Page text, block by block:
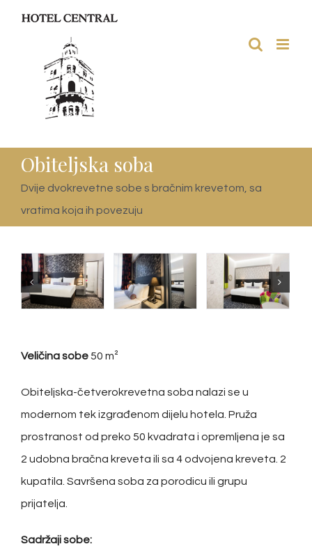
Obiteljska soba
Dvije dvokrevetne sobe s bračnim krevetom, sa
vratima koja ih povezuju
Veličina sobe50 m²
Obiteljska-četverokrevetna soba nalazi se u
modernom tek izgrađenom dijelu hotela. Pruža
prostranost od preko 50 kvadrata i opremljena je sa
2 udobna bračna kreveta ili sa 4 odvojena kreveta. 2
kupatila. Savršena soba za porodicu ili grupu
prijatelja.
Sadržaji sobe: